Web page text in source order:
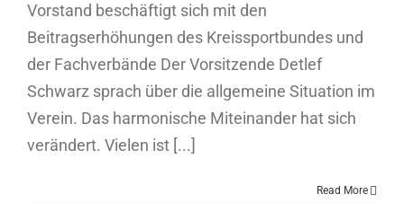
Vorstand beschäftigt sich mit den
Beitragserhöhungen des Kreissportbundes und
der Fachverbände Der Vorsitzende Detlef
Schwarz sprach über die allgemeine Situation im
Verein. Das harmonische Miteinander hat sich
verändert. Vielen ist [...]
Read More